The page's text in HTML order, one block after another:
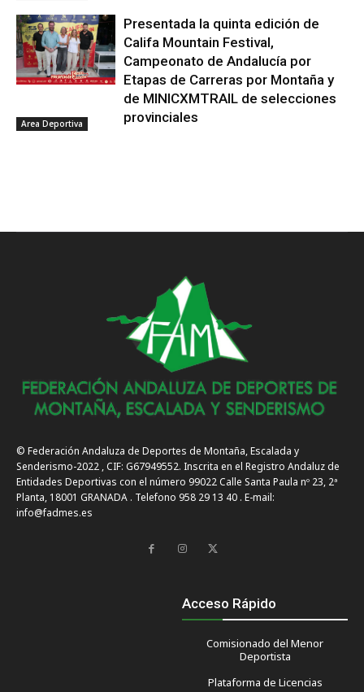
Area Deportiva
Presentada la quinta edición de
Califa Mountain Festival,
Campeonato de Andalucía por
Etapas de Carreras por Montaña y
de MINICXMTRAIL de selecciones
provinciales
© Federación Andaluza de Deportes de Montaña, Escalada y
Senderismo-2022 , CIF: G67949552. Inscrita en el Registro Andaluz de
Entidades Deportivas con el número 99022 Calle Santa Paula nº 23, 2ª
Planta, 18001 GRANADA . Telefono 958 29 13 40 . E-mail:
info@fadmes.es
Acceso Rápido
Comisionado del Menor
Deportista
Plataforma de Licencias